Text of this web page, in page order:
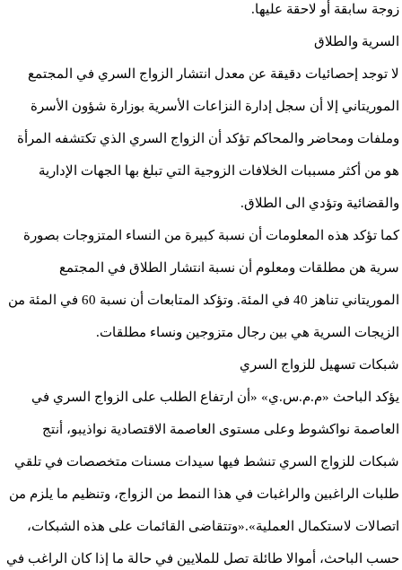
زوجة سابقة أو لاحقة عليها.
السرية والطلاق
لا توجد إحصائيات دقيقة عن معدل انتشار الزواج السري في المجتمع
الموريتاني إلا أن سجل إدارة النزاعات الأسرية بوزارة شؤون الأسرة
وملفات ومحاضر والمحاكم تؤكد أن الزواج السري الذي تكتشفه المرأة
هو من أكثر مسببات الخلافات الزوجية التي تبلغ بها الجهات الإدارية
والقضائية وتؤدي الى الطلاق.
كما تؤكد هذه المعلومات أن نسبة كبيرة من النساء المتزوجات بصورة
سرية هن مطلقات ومعلوم أن نسبة انتشار الطلاق في المجتمع
الموريتاني تناهز 40 في المئة. وتؤكد المتابعات أن نسبة 60 في المئة من
الزيجات السرية هي بين رجال متزوجين ونساء مطلقات.
شبكات تسهيل للزواج السري
يؤكد الباحث «م.م.س.ي» «أن ارتفاع الطلب على الزواج السري في
العاصمة نواكشوط وعلى مستوى العاصمة الاقتصادية نواذيبو، أنتج
شبكات للزواج السري تنشط فيها سيدات مسنات متخصصات في تلقي
طلبات الراغبين والراغبات في هذا النمط من الزواج، وتنظيم ما يلزم من
اتصالات لاستكمال العملية».«وتتقاضى القائمات على هذه الشبكات،
حسب الباحث، أموالا طائلة تصل للملايين في حالة ما إذا كان الراغب في